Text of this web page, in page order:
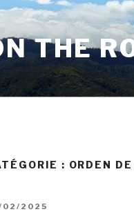
THE
: ORDEN
02/2025